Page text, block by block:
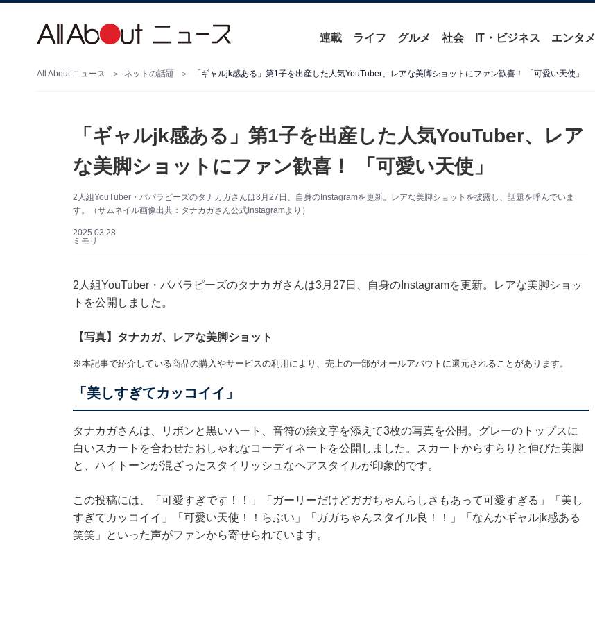
連載 ライフ グルメ 社会 IT・ビジネス エンタメ
All About ニュース ネットの話題 「ギャルjk感ある」第1子を出産した人気YouTuber、レアな美脚ショットにファン歓喜！ 「可愛い天使」
「ギャルjk感ある」第1子を出産した人気YouTuber、レア
な美脚ショットにファン歓喜！ 「可愛い天使」
2人組YouTuber・パパラピーズのタナカガさんは3月27日、自身のInstagramを更新。レアな美脚ショットを披露し、話題を呼んでいま
す。（サムネイル画像出典：タナカガさん公式Instagramより）
2025.03.28
ミモリ
2人組YouTuber・パパラピーズのタナカガさんは3月27日、自身のInstagramを更新。レアな美脚ショッ
トを公開しました。
【写真】タナカガ、レアな美脚ショット
※本記事で紹介している商品の購入やサービスの利用により、売上の一部がオールアバウトに還元されることがあります。
「美しすぎてカッコイイ」
タナカガさんは、リボンと黒いハート、音符の絵文字を添えて3枚の写真を公開。グレーのトップスに
白いスカートを合わせたおしゃれなコーディネートを公開しました。スカートからすらりと伸びた美脚
と、ハイトーンが混ざったスタイリッシュなヘアスタイルが印象的です。
この投稿には、「可愛すぎです！！」「ガーリーだけどガガちゃんらしさもあって可愛すぎる」「美し
すぎてカッコイイ」「可愛い天使！！らぶい」「ガガちゃんスタイル良！！」「なんかギャルjk感ある
笑笑」といった声がファンから寄せられています。